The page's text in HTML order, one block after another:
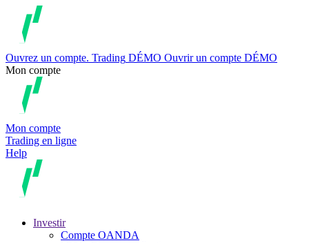
Ouvrez un compte. Trading DÉMO Ouvrir un compte DÉMO
Mon compte
Mon compte
Trading en ligne
Help
Investir
Compte OANDA